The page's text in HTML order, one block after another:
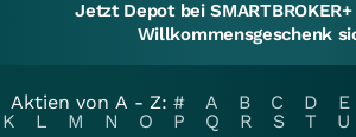
Jetzt Depot bei
Willkommensgeschenk
Aktien von A - Z: # A B C D E
K
L M N O P Q R S T U